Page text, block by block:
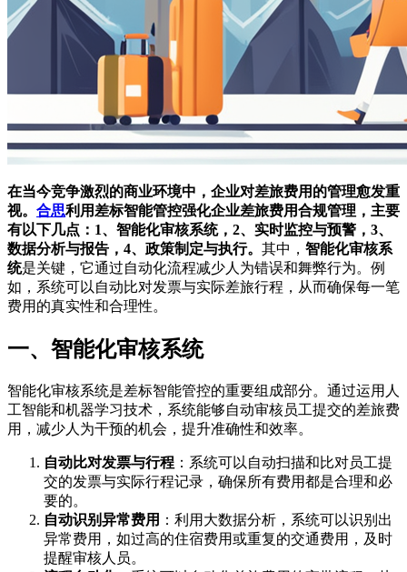
在当今竞争激烈的商业环境中，企业对差旅费用的管理愈发重
视。 合思利用差标智能管控强化企业差旅费用合规管理，主要
有以下几点：1、智能化审核系统，2、实时监控与预警，3、
数据分析与报告，4、政策制定与执行。 其中， 智能化审核系
统是关键，它通过自动化流程减少人为错误和舞弊行为。例
如，系统可以自动比对发票与实际差旅行程，从而确保每一笔
费用的真实性和合理性。
一、智能化审核系统
智能化审核系统是差标智能管控的重要组成部分。通过运用人
工智能和机器学习技术，系统能够自动审核员工提交的差旅费
用，减少人为干预的机会，提升准确性和效率。
自动比对发票与行程 ：系统可以自动扫描和比对员工提
交的发票与实际行程记录，确保所有费用都是合理和必
要的。
自动识别异常费用 ：利用大数据分析，系统可以识别出
异常费用，如过高的住宿费用或重复的交通费用，及时
提醒审核人员。